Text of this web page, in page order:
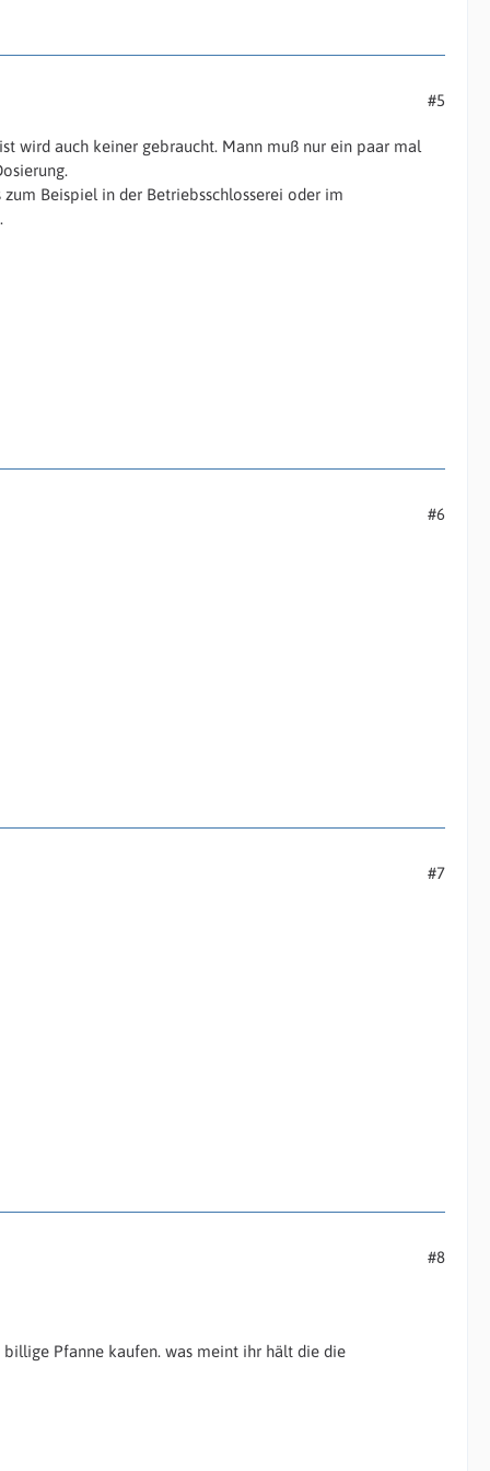
#5
wird auch keiner gebraucht. Mann muß nur ein paar mal
Beispiel in der Betriebsschlosserei oder im
#6
#7
#8
Pfanne kaufen. was meint ihr hält die die